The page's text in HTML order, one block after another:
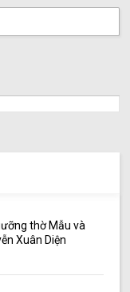
thờ Mẫu và
Xuân Diện